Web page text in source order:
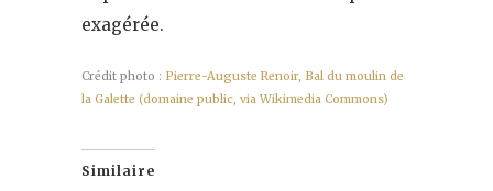
exagérée.
Crédit photo : Pierre-Auguste Renoir, Bal du moulin de
la Galette (domaine public, via Wikimedia Commons)
Similaire